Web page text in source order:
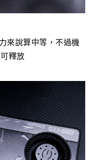
來說算中等，不過機
釋放